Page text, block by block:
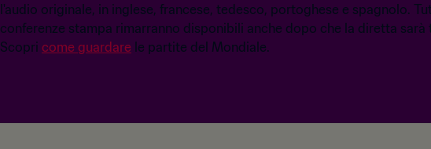
l'audio originale, in inglese, francese, tedesco, portoghese e spagnolo.
conferenze stampa rimarranno disponibili anche dopo che la diretta sarà
Scopri come guardare le partite del Mondiale.